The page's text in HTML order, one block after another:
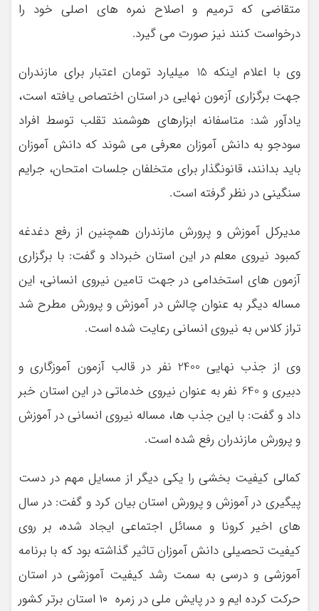
متقاضی که ترمیم و اصلاح نمره های اصلی خود را
درخواست کنند نیز صورت می گیرد.
وی با اعلام اینکه 15 میلیارد تومان اعتبار برای مازندران
جهت برگزاری آزمون نهایی در استان اختصاص یافته است،
یادآور شد: متاسفانه ابزارهای هوشمند تقلب توسط افراد
سودجو به دانش آموزان معرفی می شوند که دانش آموزان
باید بدانند، قانونگذار برای متخلفان جلسات امتحان، جرایم
سنگینی در نظر گرفته است.
مدیرکل آموزش و پرورش مازندران همچنین از رفع دغدغه
کمبود نیروی معلم در این استان خبرداد و گفت: با برگزاری
آزمون های استخدامی در جهت تامین نیروی انسانی، این
مساله دیگر به عنوان چالش در آموزش و پرورش مطرح شد
تراز کلاس به نیروی انسانی رعایت شده است.
وی از جذب نهایی 2400 نفر در قالب آزمون آموزگاری و
دبیری و 640 نفر به عنوان نیروی خدماتی در این استان خبر
داد و گفت: با این جذب ها، مساله نیروی انسانی در آموزش
و پرورش مازندران رفع شده است.
کمالی کیفیت بخشی را یکی دیگر از مسایل مهم در دست
پیگیری در آموزش و پرورش استان بیان کرد و گفت: در سال
های اخیر کرونا و مسائل اجتماعی ایجاد شده، بر روی
کیفیت تحصیلی دانش آموزان تاثیر گذاشته بود که با برنامه
آموزشی و درسی به سمت رشد کیفیت آموزشی در استان
حرکت کرده ایم و در پایش ملی در زمره ۱۰ استان برتر کشور